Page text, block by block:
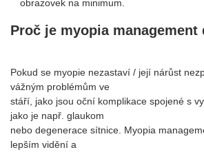
obrazovek na minimum.
Proč je myopia management
Pokud se myopie nezastaví / její nárůst
vážným problémům ve
stáří, jako jsou oční komplikace spojené s
jako je např. glaukom
nebo degenerace sítnice. Myopia
lepším vidění a